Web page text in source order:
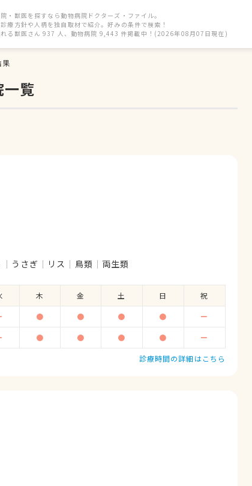
・獣医を探すなら動物病院ドクターズ・ファイル。
療方針や人柄を独自取材で紹介。好みの条件で検索！
る獣医さん 937 人、動物病院 9,443 件掲載中！(2026年08月07日現在)
果
覧
うさぎ リス 鳥類 両生類
木 金 土 日 祝
● ● ● ● ー
● ● ● ● ー
診療時間の詳細はこちら